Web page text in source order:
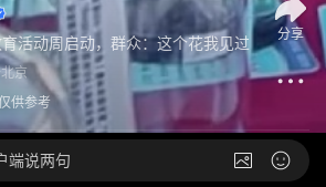
活动周启动，群众：这个花我见过
北京
供参考
分享
端说两句